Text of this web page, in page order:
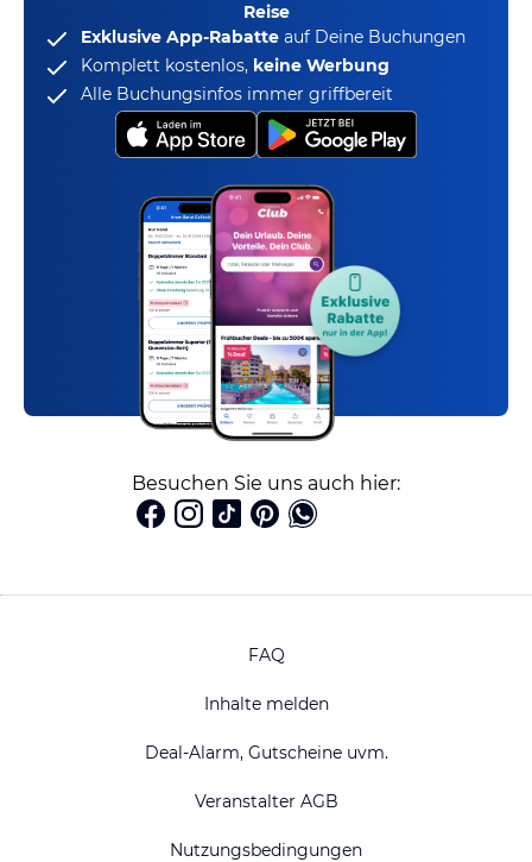
Reise
Exklusive App-Rabatte auf Deine Buchungen
Komplett kostenlos, keine Werbung
Alle Buchungsinfos immer griffbereit
Besuchen Sie uns auch hier:
FAQ
Inhalte melden
Deal-Alarm, Gutscheine uvm.
Veranstalter AGB
Nutzungsbedingungen